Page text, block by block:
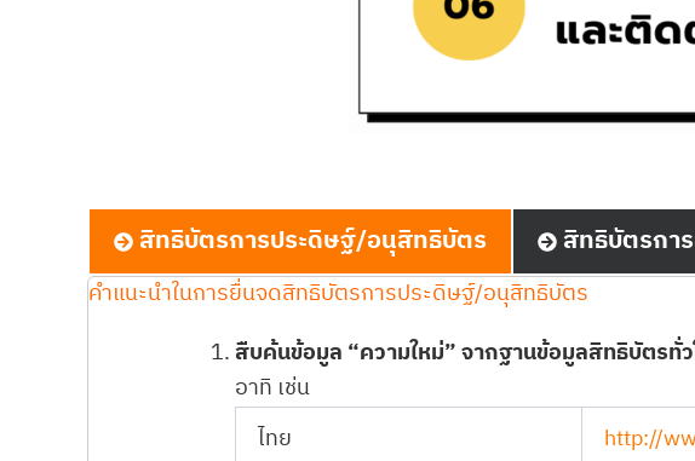
สิทธิบัตรการประดิษฐ์/อนุสิทธิบัตร สิทธิบัตรก
คำแนะนำในการยื่นจดสิทธิบัตรการประดิษฐ์/อนุสิทธิบัตร
สืบค้นข้อมูล “ความใหม่” จากฐานข้อมูลสิทธิบัตรทั่
อาทิ เช่น
ไทย
http://